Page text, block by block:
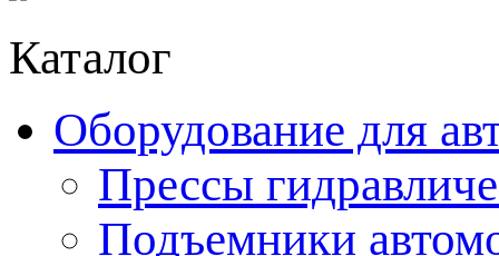
Каталог
Оборудование для
Прессы
Подъемники